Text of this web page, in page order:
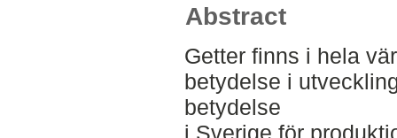
Abstract
Getter finns i hela
betydelse i
betydelse
i Sverige för